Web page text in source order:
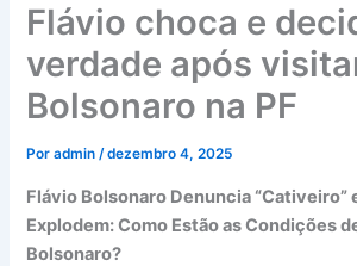
Flávio choca e
verdade após
Bolsonaro na PF
Poradmin/dezembro 4, 2025
Flávio Bolsonaro Denuncia “Cativeiro”
Explodem: Como Estão as Condições
Bolsonaro?